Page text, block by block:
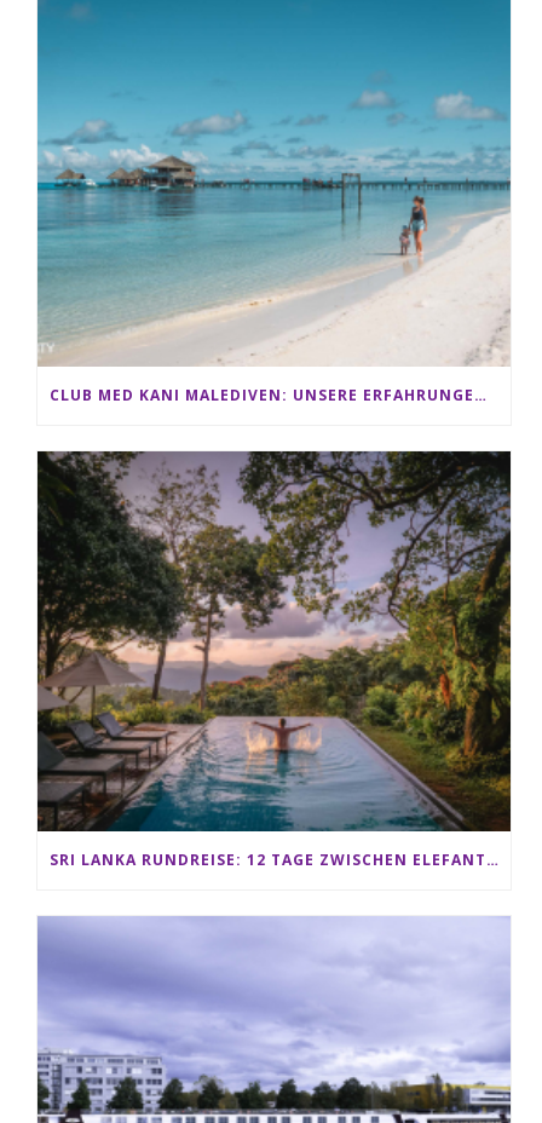
CLUB MED KANI MALEDIVEN: UNSERE ERFAHRUNGEN IM ALL-INCLUSIVE PARADIES
SRI LANKA RUNDREISE: 12 TAGE ZWISCHEN ELEFANTEN, TEEPLANTAGEN & STRAND ALS FAMILIE